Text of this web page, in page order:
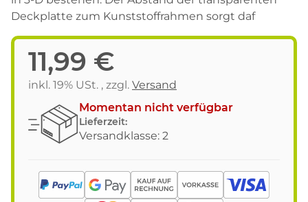
Deckplatte zum Kunststoffrahmen sorgt daf
11,99 €
inkl. 19% USt. , zzgl. Versand
Momentan nicht verfügbar
Lieferzeit:
Versandklasse: 2